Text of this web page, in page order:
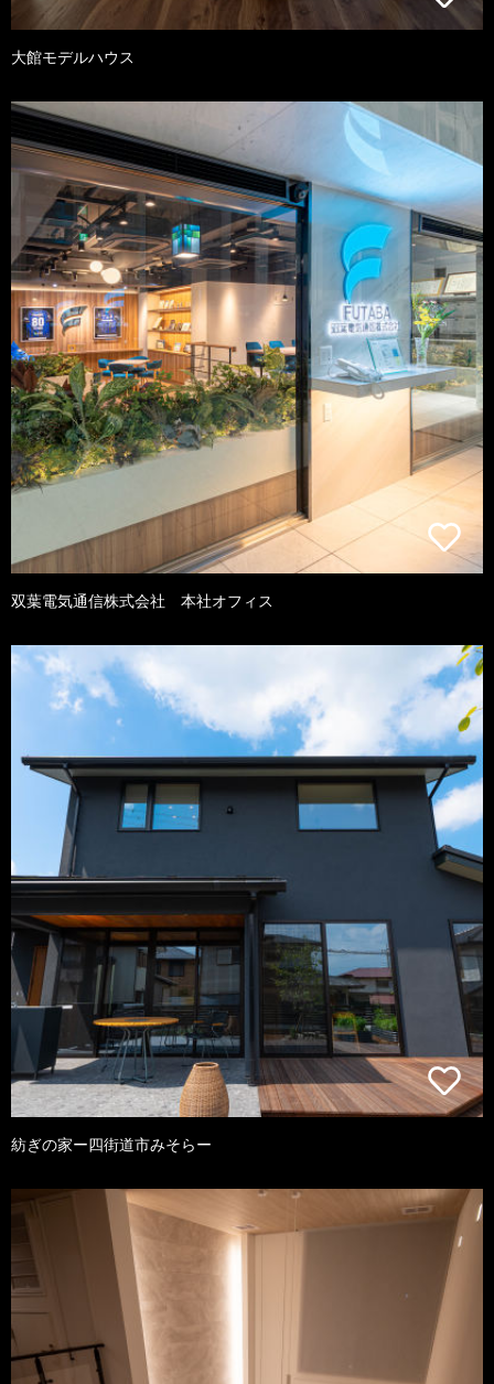
大館モデルハウス
双葉電気通信株式会社 本社オフィス
紡ぎの家ー四街道市みそらー